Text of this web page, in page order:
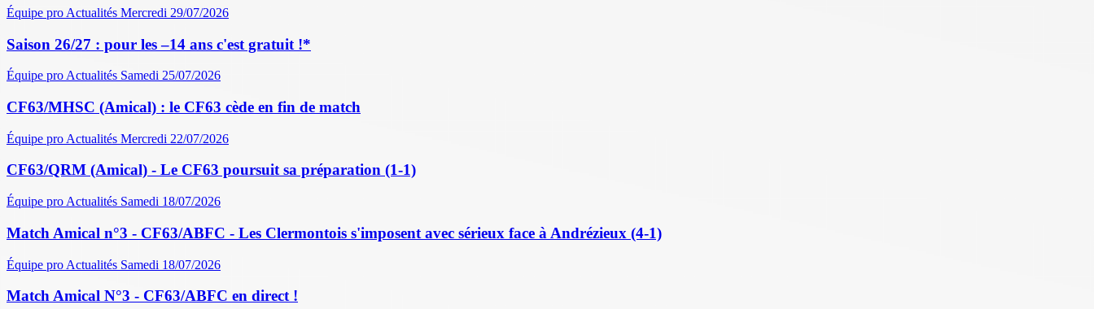
Équipe pro Actualités Mercredi 29/07/2026
Saison 26/27 : pour les –14 ans c'est gratuit !*
Équipe pro Actualités Samedi 25/07/2026
CF63/MHSC (Amical) : le CF63 cède en fin de match
Équipe pro Actualités Mercredi 22/07/2026
CF63/QRM (Amical) - Le CF63 poursuit sa préparation (1-1)
Équipe pro Actualités Samedi 18/07/2026
Match Amical n°3 - CF63/ABFC - Les Clermontois s'imposent avec sérieux face à Andrézieux (4-1)
Équipe pro Actualités Samedi 18/07/2026
Match Amical N°3 - CF63/ABFC en direct !